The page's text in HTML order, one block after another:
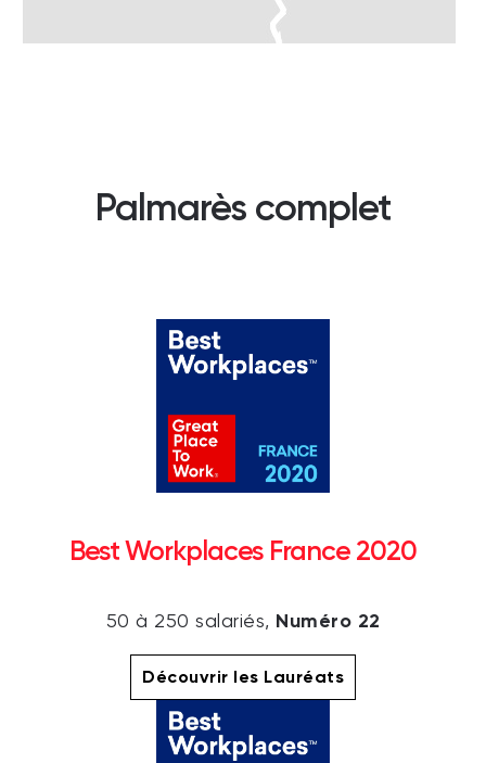
Palmarès complet
Best Workplaces France 2020
50 à 250 salariés, Numéro 22
Découvrir les Lauréats